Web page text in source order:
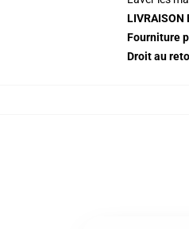
LIVRAISON
Fourniture
Droit au